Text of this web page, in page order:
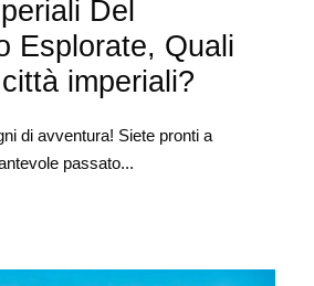
Del
Esplorate, Quali
imperiali?
di avventura! Siete pronti a
passato...